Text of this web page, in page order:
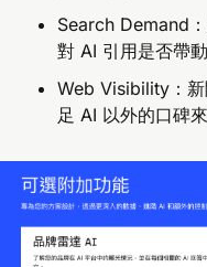
Search Demand
對 AI 引用是否帶動
Web Visibility：
足 AI 以外的口碑來